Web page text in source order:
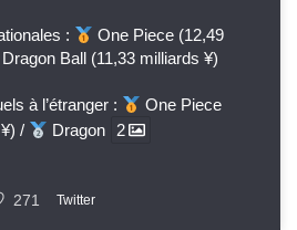
:
One Piece (12,49
Dragon Ball (11,33 milliards ¥)
à l’étranger :
One Piece
/
Dragon 2
271 Twitter